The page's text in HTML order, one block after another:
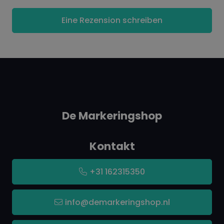
Eine Rezension schreiben
De Markeringshop
Kontakt
+31 162315350
info@demarkeringshop.nl